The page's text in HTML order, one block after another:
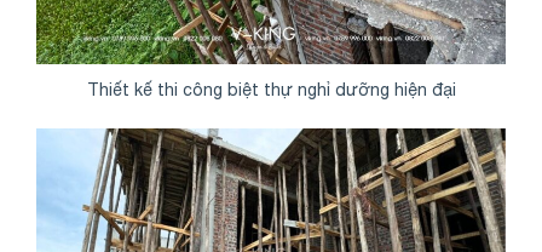
Thiết kế thi công biệt thự nghỉ dưỡng hiện đại